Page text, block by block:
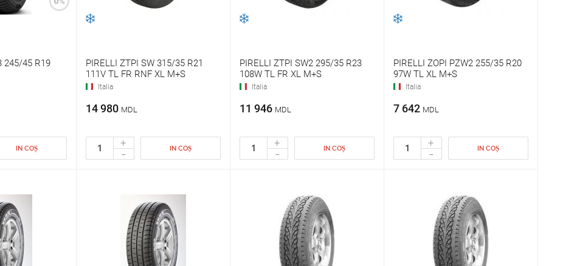
245/45 R19
IN COȘ
PIRELLI ZTPI SW 315/35 R21
111V TL FR RNF XL M+S
Italia
14 980 MDL
+
- IN COȘ
PIRELLI ZTPI SW2 295/35 R23
108W TL FR XL M+S
Italia
11 946 MDL
+
- IN COȘ
PIRELLI ZOPI PZW2 255/35 R20
97W TL XL M+S
Italia
7 642 MDL
+
- IN COȘ